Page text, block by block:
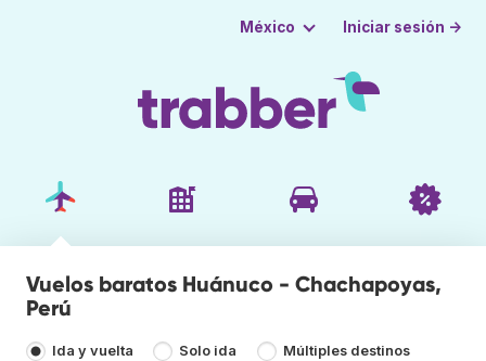
México Iniciar sesión →
Vuelos baratos Huánuco - Chachapoyas,
Perú
Ida y vuelta Solo ida Múltiples destinos